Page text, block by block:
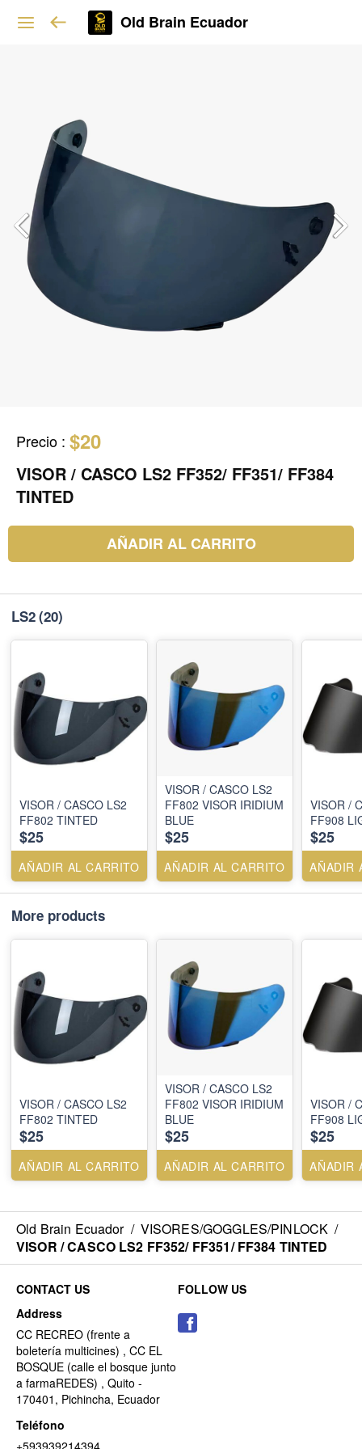
Old Brain Ecuador
Precio : $20
VISOR / CASCO LS2 FF352/ FF351/ FF384
TINTED
AÑADIR AL CARRITO
LS2(20)
VISOR / CASCO LS2
FF802 TINTED
$25
AÑADIR AL CARRITO
VISOR / CASCO LS2
FF802 VISOR IRIDIUM
BLUE
$25
AÑADIR AL CARRITO
VISOR /
FF908
$25
AÑADIR
More products
VISOR / CASCO LS2
FF802 TINTED
$25
AÑADIR AL CARRITO
VISOR / CASCO LS2
FF802 VISOR IRIDIUM
BLUE
$25
AÑADIR AL CARRITO
VISOR /
FF908
$25
AÑADIR
Old Brain Ecuador / VISORES/GOGGLES/PINLOCK /
VISOR / CASCO LS2 FF352/ FF351/ FF384 TINTED
CONTACT US
Address
CC RECREO (frente a
boletería multicines) , CC EL
BOSQUE (calle el bosque junto
a farmaREDES) , Quito -
170401, Pichincha, Ecuador
Teléfono
+593939214394
FOLLOW US